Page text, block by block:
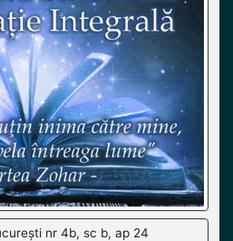
nr 4b, sc b, ap 24